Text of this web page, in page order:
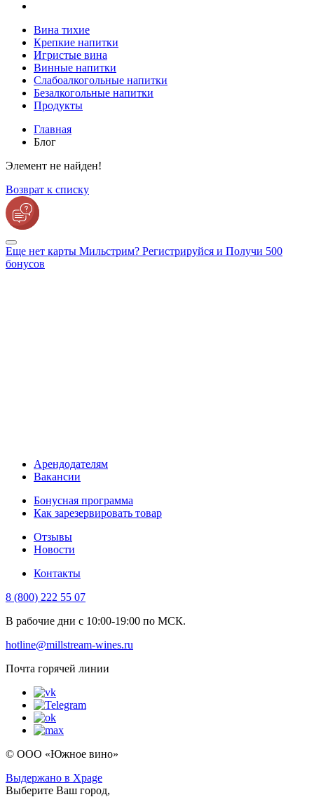
Вина тихие
Крепкие напитки
Игристые вина
Винные напитки
Слабоалкогольные напитки
Безалкогольные напитки
Продукты
Главная
Блог
Элемент не найден!
Возврат к списку
Еще нет карты Мильстрим? Регистрируйся и Получи 500
бонусов
Арендодателям
Вакансии
Бонусная программа
Как зарезервировать товар
Отзывы
Новости
Контакты
8 (800) 222 55 07
В рабочие дни с 10:00-19:00 по МСК.
hotline@millstream-wines.ru
Почта горячей линии
© ООО «Южное вино»
Выдержано в Xpage
Выберите Ваш город,